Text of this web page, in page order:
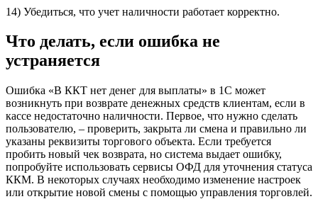
14) Убедиться, что учет наличности работает корректно.
Что делать, если ошибка не
устраняется
Ошибка «В ККТ нет денег для выплаты» в 1С может
возникнуть при возврате денежных средств клиентам, если в
кассе недостаточно наличности. Первое, что нужно сделать
пользователю, – проверить, закрыта ли смена и правильно ли
указаны реквизиты торгового объекта. Если требуется
пробить новый чек возврата, но система выдает ошибку,
попробуйте использовать сервисы ОФД для уточнения статуса
ККМ. В некоторых случаях необходимо изменение настроек
или открытие новой смены с помощью управления торговлей.